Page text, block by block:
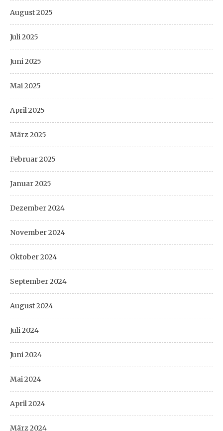
August 2025
Juli 2025
Juni 2025
Mai 2025
April 2025
März 2025
Februar 2025
Januar 2025
Dezember 2024
November 2024
Oktober 2024
September 2024
August 2024
Juli 2024
Juni 2024
Mai 2024
April 2024
März 2024